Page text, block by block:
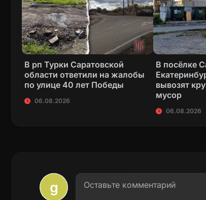
В рп Турки Саратовской
области ответили на жалобы
по улице 40 лет Победы
06.08.2026
В посёлке
вывозят
мусор
06.08.2026